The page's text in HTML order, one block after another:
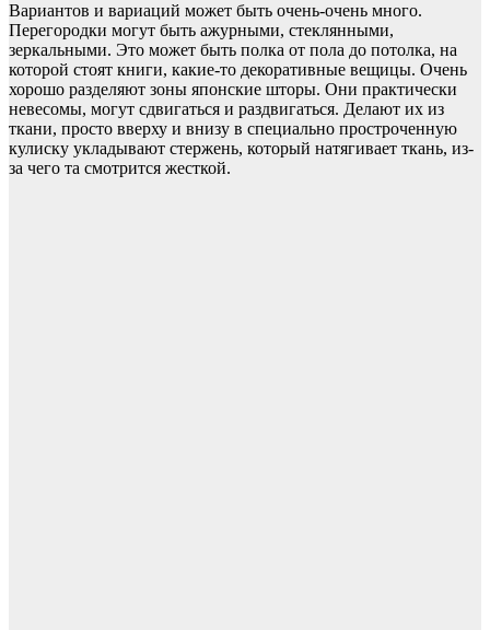
Вариантов и вариаций может быть очень-очень много.
Перегородки могут быть ажурными, стеклянными,
зеркальными. Это может быть полка от пола до потолка, на
которой стоят книги, какие-то декоративные вещицы. Очень
хорошо разделяют зоны японские шторы. Они практически
невесомы, могут сдвигаться и раздвигаться. Делают их из
ткани, просто вверху и внизу в специально простроченную
кулиску укладывают стержень, который натягивает ткань, из-
за чего та смотрится жесткой.